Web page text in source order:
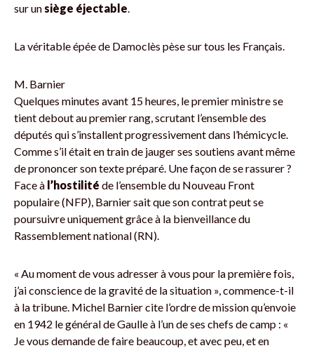
sur un siège éjectable
La véritable épée de Damoclès pèse sur tous les Français.
M. Barnier
Quelques minutes avant 15 heures, le premier ministre se
tient debout au premier rang, scrutant l’ensemble des
députés qui s’installent progressivement dans l’hémicycle.
Comme s’il était en train de jauger ses soutiens avant même
de prononcer son texte préparé. Une façon de se rassurer ?
Face à l’hostilité de l’ensemble du Nouveau Front
populaire (NFP), Barnier sait que son contrat peut se
poursuivre uniquement grâce à la bienveillance du
Rassemblement national (RN).
« Au moment de vous adresser à vous pour la première fois,
j’ai conscience de la gravité de la situation », commence-t-il
à la tribune. Michel Barnier cite l’ordre de mission qu’envoie
en 1942 le général de Gaulle à l’un de ses chefs de camp : «
Je vous demande de faire beaucoup, et avec peu, et en